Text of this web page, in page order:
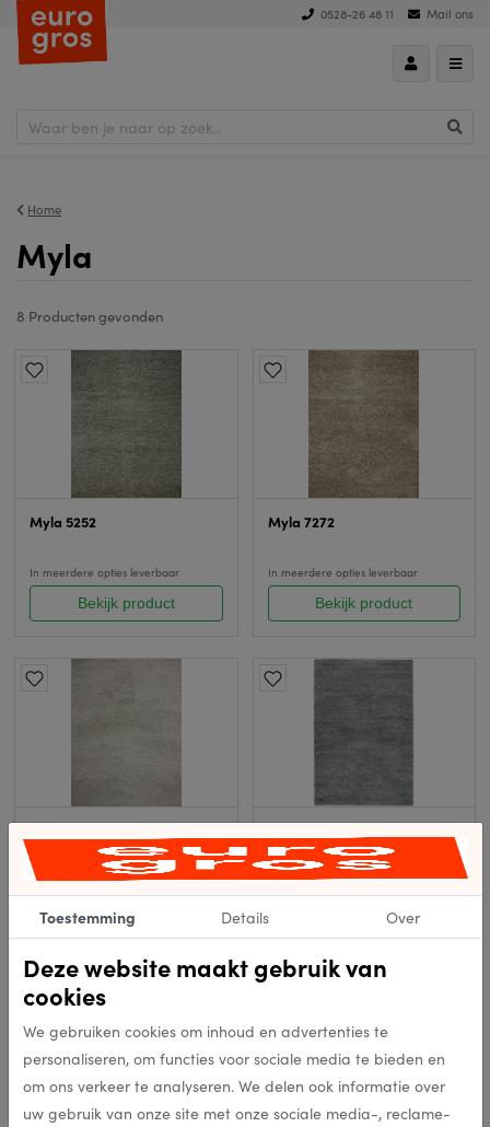
0528-26 48 11 Mail ons
Home
Myla
8 Productengevonden
Myla 5252
In meerdere opties leverbaar
Bekijk product
Myla 7272
In meerdere opties leverbaar
Bekijk product
In meerdere opties leverbaar
Bekijk product
In meerdere opties leverbaar
Bekijk product
naar laag
Toestemming Details Over
Deze website maakt gebruik van
cookies
We gebruiken cookies om inhoud en advertenties te
personaliseren, om functies voor sociale media te bieden en
om ons verkeer te analyseren. We delen ook informatie over
uw gebruik van onze site met onze sociale media-, reclame-